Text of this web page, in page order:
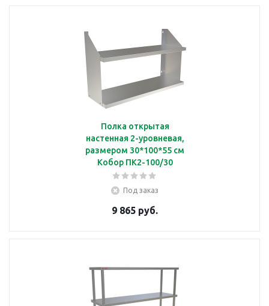
Полка открытая
настенная 2-уровневая,
размером 30*100*55 см
Кобор ПК2-100/30
Под заказ
9 865 руб.